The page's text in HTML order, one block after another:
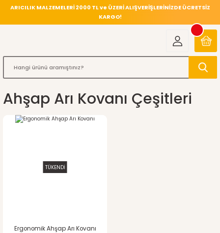
ARICILIK MALZEMELERİ 2000 TL ve ÜZERİ ALIŞVERİŞLERİNİZDE ÜCRETSİZ
KARGO!
Ahşap Arı Kovanı Çeşitleri
TÜKENDİ
Ergonomik Ahşap Arı Kovanı